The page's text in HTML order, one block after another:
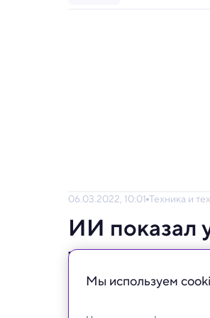
06.03.2022, 10:01 Техника и
ИИ показал
Создана нейросеть,
Мы используем